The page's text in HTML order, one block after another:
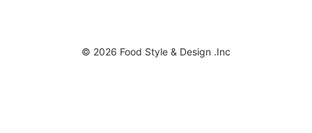
© 2026 Food Style & Design .Inc